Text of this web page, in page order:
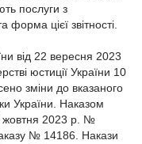
послуги з
цієї звітності.
від 22 вересня 2023
юстиції України 10
зміни до вказаного
України. Наказом
жовтня 2023 р. №
№ 14186. Накази